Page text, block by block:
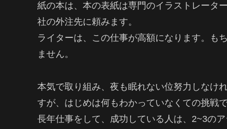
紙の本は、本の表紙は専門のイラストレータ
社の外注先に頼みます。
ライターは、この仕事が高額になります。も
ません。
本気で取り組み、夜も眠れない位努力しなけ
すが、はじめは何もわかっていなくての挑戦で
長年仕事をして、成功している人は、2~3の